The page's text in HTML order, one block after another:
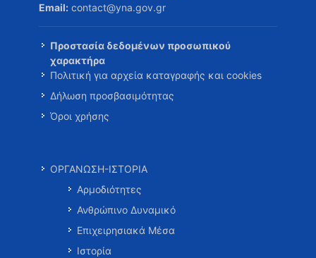
Email: contact@yna.gov.gr
Προστασία δεδομένων προσωπικού
χαρακτήρα
Πολιτική για αρχεία καταγραφής και cookies
Δήλωση προσβασιμότητας
Όροι χρήσης
ΟΡΓΑΝΩΣΗ-ΙΣΤΟΡΙΑ
Αρμοδιότητες
Ανθρώπινο Δυναμικό
Επιχειρησιακά Μέσα
Ιστορία